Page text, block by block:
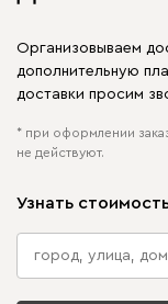
Организовываем
дополнительную
доставки просим
* при оформлении
не действуют.
Узнать